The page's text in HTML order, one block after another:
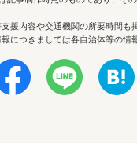
援内容や交通機関の所要時間も
につきましては各自治体等の情